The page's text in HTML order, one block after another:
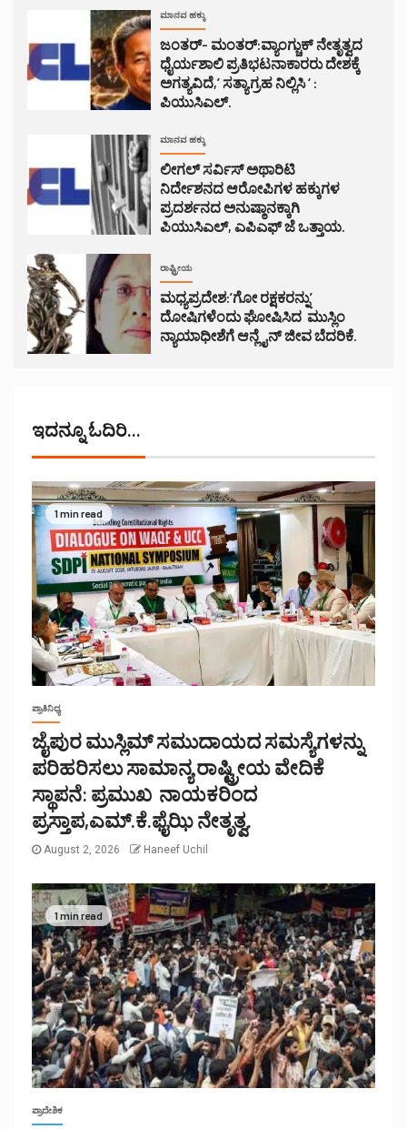
ಮಾನವ ಹಕ್ಕು
ಜಂತರ್- ಮಂತರ್:ವ್ಯಾಂಗ್ಚುಕ್ ನೇತೃತ್ವದ
ಧೈರ್ಯಶಾಲಿ ಪ್ರತಿಭಟನಾಕಾರರು ದೇಶಕ್ಕೆ
ಅಗತ್ಯವಿದೆ,’ ಸತ್ಯಾಗ್ರಹ ನಿಲ್ಲಿಸಿ ‘ :
ಪಿಯುಸಿಎಲ್.
ಮಾನವ ಹಕ್ಕು
ಲೀಗಲ್ ಸರ್ವಿಸ್ ಅಥಾರಿಟಿ
ನಿರ್ದೇಶನದ ಆರೋಪಿಗಳ ಹಕ್ಕುಗಳ
ಪ್ರದರ್ಶನದ ಅನುಷ್ಠಾನಕ್ಕಾಗಿ
ಪಿಯುಸಿಎಲ್, ಎಪಿಎಫ್ ಜೆ ಒತ್ತಾಯ.
ರಾಷ್ಟ್ರೀಯ
ಮಧ್ಯಪ್ರದೇಶ:’ಗೋ ರಕ್ಷಕರನ್ನು’
ದೋಷಿಗಳೆಂದು ಘೋಷಿಸಿದ ಮುಸ್ಲಿಂ
ನ್ಯಾಯಾಧೀಶೆಗೆ ಆನ್ಲೈನ್ ಜೀವ ಬೆದರಿಕೆ.
ಇದನ್ನೂ ಓದಿರಿ...
1 min read
ಪ್ರಾತಿನಿಧ್ಯ
ಜೈಪುರ ಮುಸ್ಲಿಮ್ ಸಮುದಾಯದ ಸಮಸ್ಯೆಗಳನ್ನು
ಪರಿಹರಿಸಲು ಸಾಮಾನ್ಯ ರಾಷ್ಟ್ರೀಯ ವೇದಿಕೆ
ಸ್ಥಾಪನೆ: ಪ್ರಮುಖ ನಾಯಕರಿಂದ
ಪ್ರಸ್ತಾಪ,ಎಮ್.ಕೆ.ಫೈಝಿ ನೇತೃತ್ವ.
August 2, 2026 Haneef Uchil
1 min read
ಪ್ರಾದೇಶಿಕ